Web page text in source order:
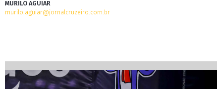
MURILO AGUIAR
murilo.aguiar@jornalcruzeiro.com.br